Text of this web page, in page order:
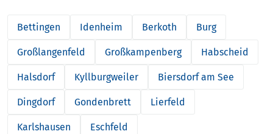
Bettingen Idenheim Berkoth Burg
Großlangenfeld Großkampenberg Habscheid
Halsdorf Kyllburgweiler Biersdorf am See
Dingdorf Gondenbrett Lierfeld
Karlshausen Eschfeld